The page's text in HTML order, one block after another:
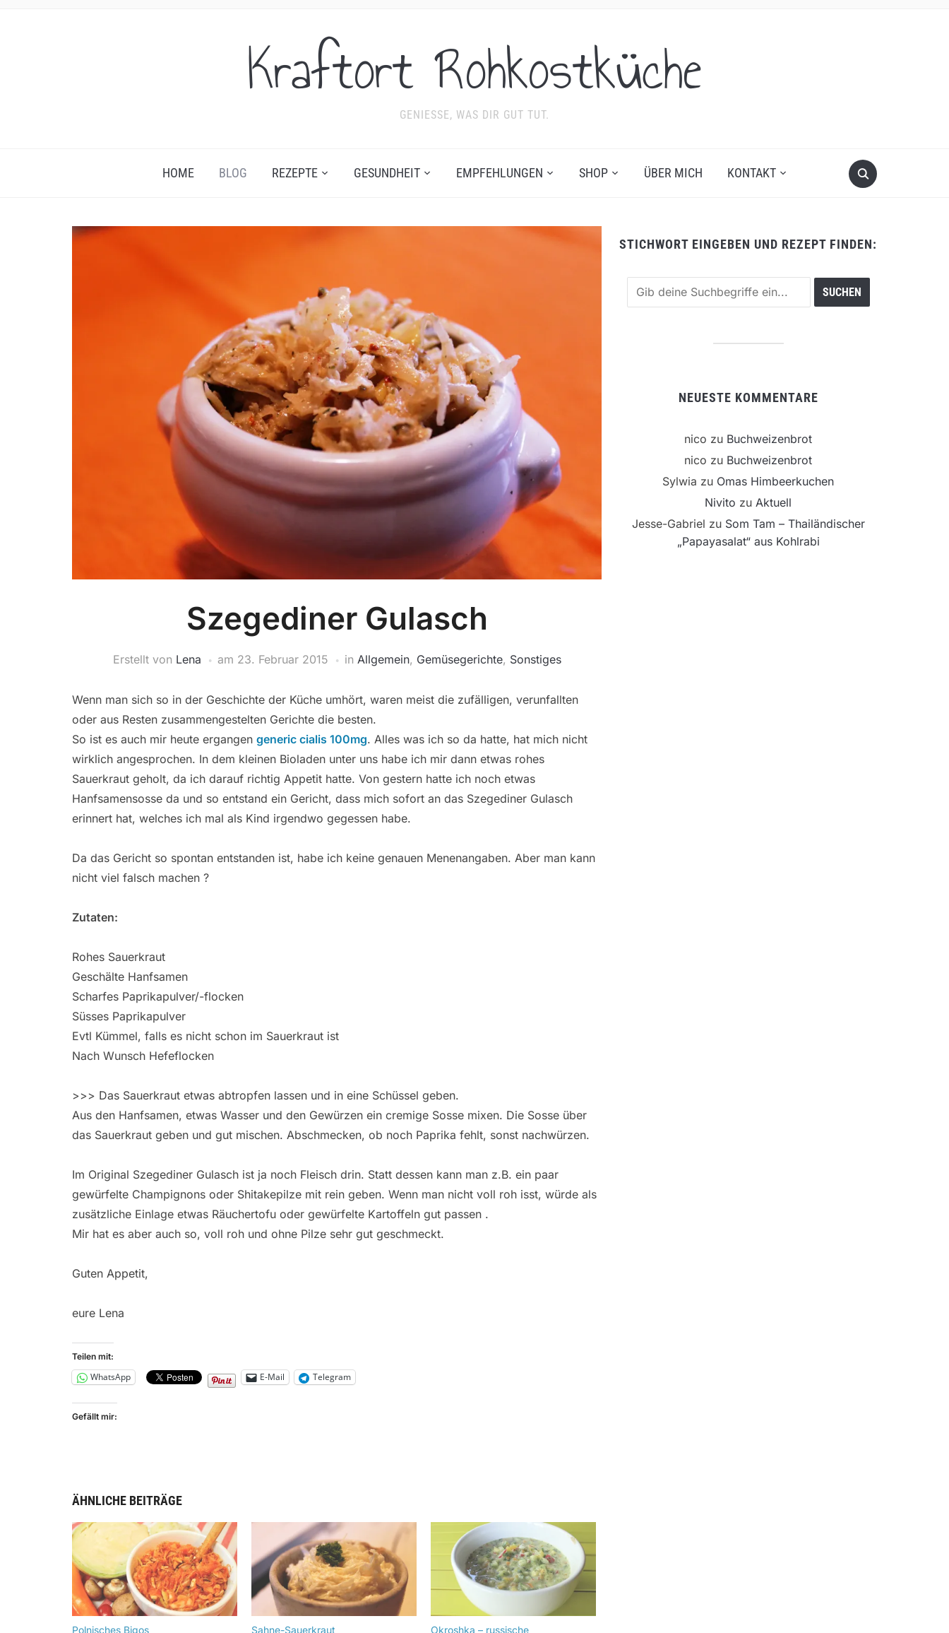
Kraftort Rohkostküche
GENIESSE, WAS DIR GUT TUT.
HOME BLOG REZEPTE GESUNDHEIT EMPFEHLUNGEN SHOP ÜBER MICH KONTAKT
Szegediner Gulasch
Erstellt von Lena am 23. Februar 2015 in Allgemein, Gemüsegerichte, Sonstiges
Wenn man sich so in der Geschichte der Küche umhört, waren meist die zufälligen, verunfallten
oder aus Resten zusammengestelten Gerichte die besten.
So ist es auch mir heute ergangen generic cialis 100mg. Alles was ich so da hatte, hat mich nicht
wirklich angesprochen. In dem kleinen Bioladen unter uns habe ich mir dann etwas rohes
Sauerkraut geholt, da ich darauf richtig Appetit hatte. Von gestern hatte ich noch etwas
Hanfsamensosse da und so entstand ein Gericht, dass mich sofort an das Szegediner Gulasch
erinnert hat, welches ich mal als Kind irgendwo gegessen habe.
Da das Gericht so spontan entstanden ist, habe ich keine genauen Menenangaben. Aber man kann
nicht viel falsch machen ?
Zutaten:
Rohes Sauerkraut
Geschälte Hanfsamen
Scharfes Paprikapulver/-flocken
Süsses Paprikapulver
Evtl Kümmel, falls es nicht schon im Sauerkraut ist
Nach Wunsch Hefeflocken
>>> Das Sauerkraut etwas abtropfen lassen und in eine Schüssel geben.
Aus den Hanfsamen, etwas Wasser und den Gewürzen ein cremige Sosse mixen. Die Sosse über
das Sauerkraut geben und gut mischen. Abschmecken, ob noch Paprika fehlt, sonst nachwürzen.
Im Original Szegediner Gulasch ist ja noch Fleisch drin. Statt dessen kann man z.B. ein paar
gewürfelte Champignons oder Shitakepilze mit rein geben. Wenn man nicht voll roh isst, würde als
zusätzliche Einlage etwas Räuchertofu oder gewürfelte Kartoffeln gut passen .
Mir hat es aber auch so, voll roh und ohne Pilze sehr gut geschmeckt.
Guten Appetit,
eure Lena
Teilen mit:
WhatsApp E-Mail Telegram
Gefällt mir:
ÄHNLICHE BEITRÄGE
Polnisches Bigos
Sahne-Sauerkraut
Okroshka – russische
STICHWORT EINGEBEN UND REZEPT FINDEN:
NEUESTE KOMMENTARE
nico zu Buchweizenbrot
nico zu Buchweizenbrot
Sylwia zu Omas Himbeerkuchen
Nivito zu Aktuell
Jesse-Gabriel zu Som Tam – Thailändischer
„Papayasalat“ aus Kohlrabi